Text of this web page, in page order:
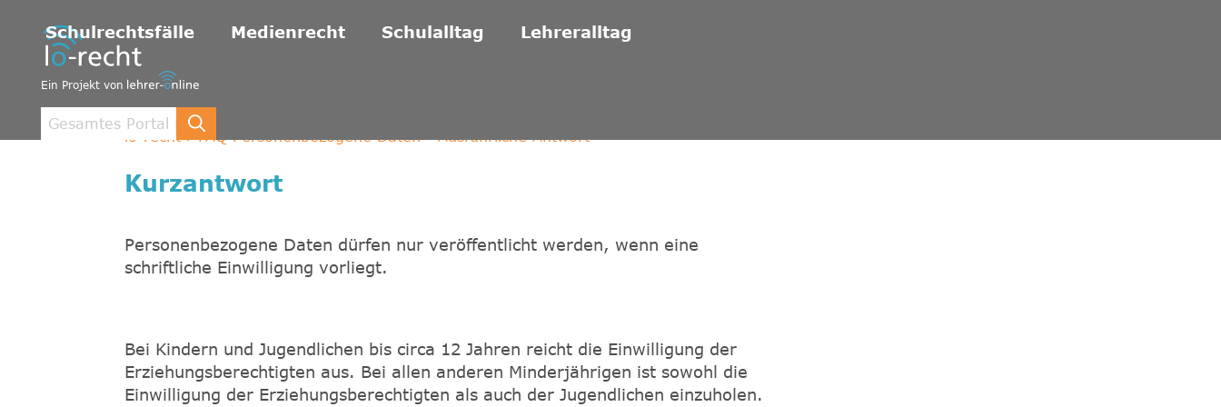
Schulrechtsfälle Medienrecht Schulalltag Lehreralltag
Ein Projekt von
lo-recht FAQ Personenbezogene Daten - Ausführliche Antwort
Kurzantwort
Personenbezogene Daten dürfen nur veröffentlicht werden, wenn eine
schriftliche Einwilligung vorliegt.
Bei Kindern und Jugendlichen bis circa 12 Jahren reicht die Einwilligung der
Erziehungsberechtigten aus. Bei allen anderen Minderjährigen ist sowohl die
Einwilligung der Erziehungsberechtigten als auch der Jugendlichen einzuholen.